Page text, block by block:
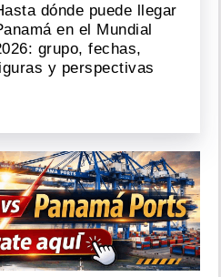
dónde puede llegar
en el Mundial
grupo, fechas,
y perspectivas